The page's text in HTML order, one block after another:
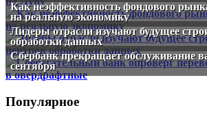
Как неэффективность фондового
на реальную экономику
Лидеры отрасли изучают будущее
обработки данных
Сбербанк прекращает обслуживание
сентября
Популярное